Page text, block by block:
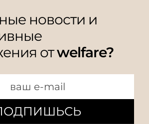
новости и
отwelfare?